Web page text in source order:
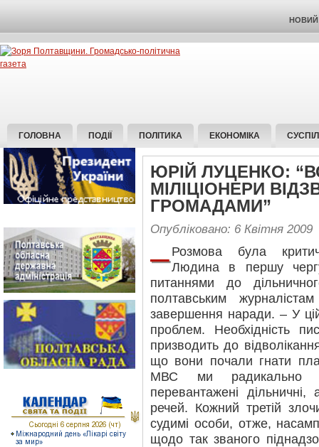
НОВИЙ
ГОЛОВНА ПОДІЇ ПОЛІТИКА ЕКОНОМІКА
ЮРІЙ ЛУЦЕНКО:
МІЛІЦІОНЕРИ
ГРОМАДАМИ”
Опубліковано: 6 Квітня 2009
– Розмова була
Людина в першу
питаннями до
полтавським
завершення наради. – У
проблем. Необхідність
призводить до
що вони почали гнати
МВС ми радикально
перевантажені
речей. Кожний третій
судимі особи, отже,
щодо так званого